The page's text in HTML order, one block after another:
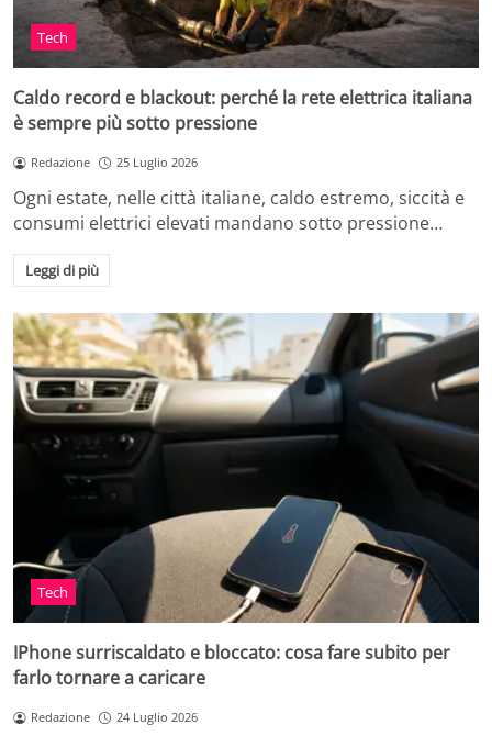
Tech
Caldo record e blackout: perché la rete elettrica italiana
è sempre più sotto pressione
Redazione 25 Luglio 2026
Ogni estate, nelle città italiane, caldo estremo, siccità e
consumi elettrici elevati mandano sotto pressione…
Leggi di più
Tech
IPhone surriscaldato e bloccato: cosa fare subito per
farlo tornare a caricare
Redazione 24 Luglio 2026